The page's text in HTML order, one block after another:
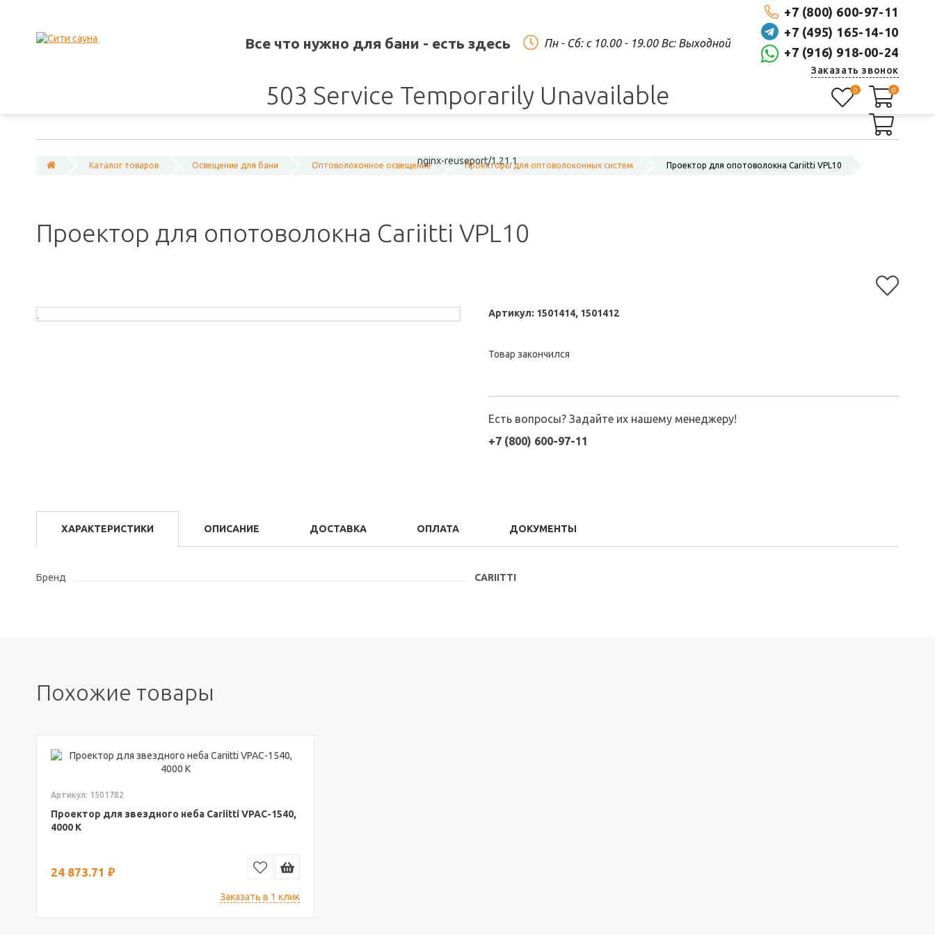
+7 (800) 600-97-11
+7 (495) 165-14-10
+7 (916) 918-00-24
Заказать звонок
Все что нужно для бани - есть здесь Пн - Сб: c 10.00 - 19.00 Вс: Выходной
503 Service Temporarily Unavailable
nginx-reuseport/1.21.1
0 0
0
Каталог товаров Освещение для бани Оптоволоконное освещение Проекторы для оптоволоконных систем Проектор для опотоволокна Cariitti VPL10
Проектор для опотоволокна Cariitti VPL10
Артикул: 1501414, 1501412
Товар закончился
Есть вопросы? Задайте их нашему менеджеру!
+7 (800) 600-97-11
ХАРАКТЕРИСТИКИ ОПИСАНИЕ ДОСТАВКА ОПЛАТА ДОКУМЕНТЫ
Бренд CARIITTI
Похожие товары
Артикул: 1501782
Проектор для звездного неба Cariitti VPAC-1540,
4000 K
24 873.71 ₽
Заказать в 1 клик